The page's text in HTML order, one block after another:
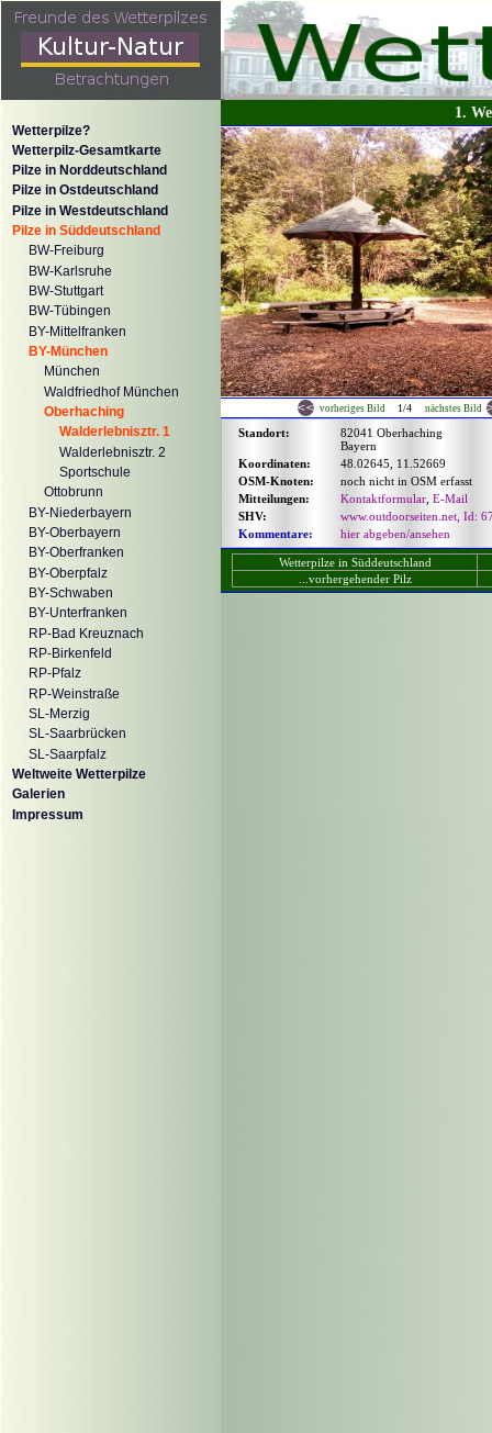
Wetterpilze?
Wetterpilz-Gesamtkarte
Pilze in Norddeutschland
Pilze in Ostdeutschland
Pilze in Westdeutschland
Pilze in Süddeutschland
BW-Freiburg
BW-Karlsruhe
BW-Stuttgart
BW-Tübingen
BY-Mittelfranken
BY-München
München
Waldfriedhof München
Oberhaching
Walderlebnisztr. 1
Walderlebnisztr. 2
Sportschule
Ottobrunn
BY-Niederbayern
BY-Oberbayern
BY-Oberfranken
BY-Oberpfalz
BY-Schwaben
BY-Unterfranken
RP-Bad Kreuznach
RP-Birkenfeld
RP-Pfalz
RP-Weinstraße
SL-Merzig
SL-Saarbrücken
SL-Saarpfalz
Weltweite Wetterpilze
Galerien
Impressum
1.
vorheriges Bild 1/4 nächstes Bild
Standort:
82041 Oberhaching
Bayern
Koordinaten:
48.02645, 11.52669
OSM-Knoten:
noch nicht in OSM erfasst
Mitteilungen:
Kontaktformular E-Mail
SHV:
www.outdoorseiten.net, Id:
Kommentare:
hier abgeben/ansehen
Wetterpilze in Süddeutschland
...vorhergehender Pilz